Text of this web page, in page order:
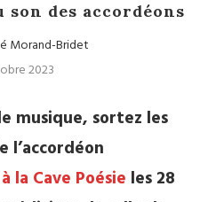
son des accordéons
Morand-Bridet
2023
musique, sortez les
l’accordéon
à la Cave Poésie les 28